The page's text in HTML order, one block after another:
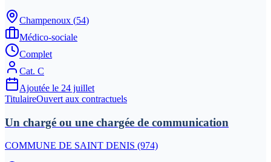
Champenoux (54)
Médico-sociale
Complet
Cat. C
Ajoutée le 24 juillet
TitulaireOuvert aux contractuels
Un chargé ou une chargée de communication
COMMUNE DE SAINT DENIS (974)